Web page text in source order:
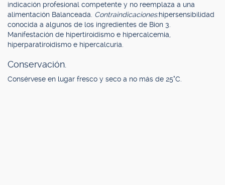
indicación profesional competente y no reemplaza a una
alimentación Balanceada. Contraindicaciones:hipersensibilidad
conocida a algunos de los ingredientes de Bion 3.
Manifestación de hipertiroidismo e hipercalcemia,
hiperparatiroidismo e hipercalcuria.
Conservación.
Consérvese en lugar fresco y seco a no más de 25°C.